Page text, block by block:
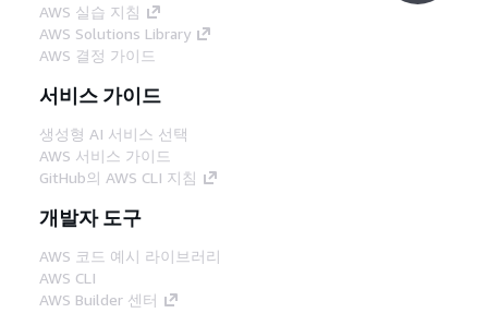
AWS 실습 지침
AWS Solutions Library
AWS 결정 가이드
서비스 가이드
생성형 AI 서비스 선택
AWS 서비스 가이드
GitHub의 AWS CLI 지침
개발자 도구
AWS 코드 예시 라이브러리
AWS CLI
AWS Builder 센터